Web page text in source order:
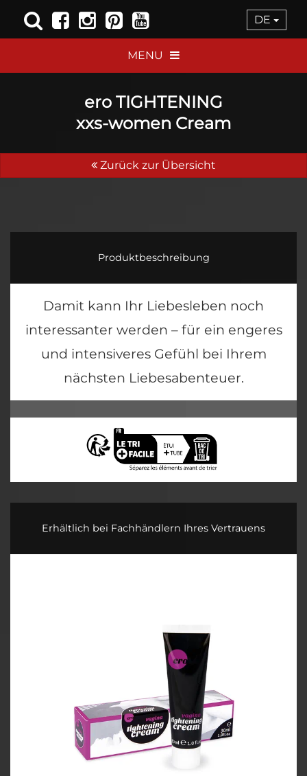
DE
MENU
ero TIGHTENING
xxs-women Cream
Zurück zur Übersicht
Produktbeschreibung
Damit kann Ihr Liebesleben noch
interessanter werden – für ein engeres
und intensiveres Gefühl bei Ihrem
nächsten Liebesabenteuer.
Erhältlich bei Fachhändlern Ihres Vertrauens